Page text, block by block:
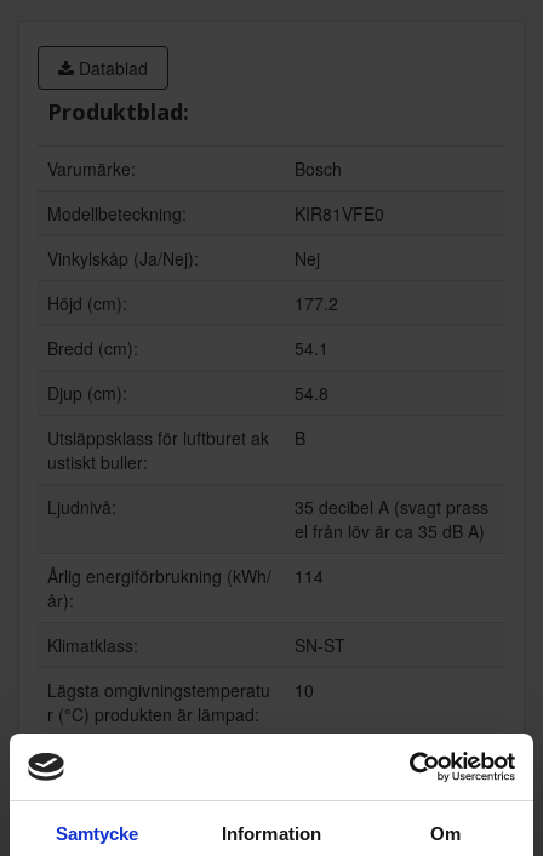
Samtycke Information Om
Datablad
Produktblad:
Varumärke:
Bosch
Modellbeteckning:
KIR81VFE0
Vinkylskåp (Ja/Nej):
Nej
Höjd (cm):
177.2
Bredd (cm):
54.1
Djup (cm):
54.8
Utsläppsklass för luftburet ak
ustiskt buller:
B
Ljudnivå:
35 decibel A (svagt prass
el från löv är ca 35 dB A)
Årlig energiförbrukning (kWh/
år):
114
Klimatklass:
SN-ST
Lägsta omgivningstemperatu
r (°C) produkten är lämpad:
10
Högsta omgivningstemperatu
r (°C) produkten är lämpad:
EAN 4242005383108